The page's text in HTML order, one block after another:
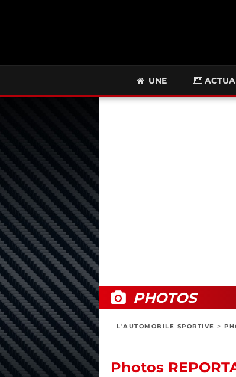
UNE
PHOTOS
L'AUTOMOBILE SPORTIVE >
Photos